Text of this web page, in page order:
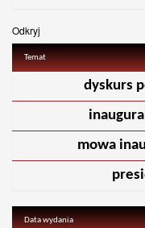
Odkryj
Temat
dyskurs
mowa
Data wydania